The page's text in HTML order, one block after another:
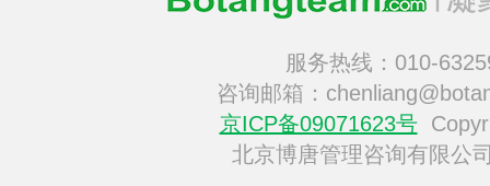
服务热线：010-
咨询邮箱：
京ICP备09071623号
北京博唐管理咨询有限公